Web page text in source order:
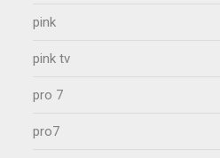
pink
pink tv
pro 7
pro7